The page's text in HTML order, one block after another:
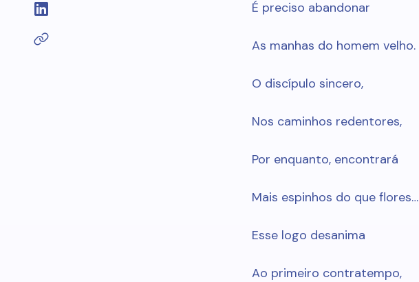
É preciso abandonar
As manhas do homem velho.
O discípulo sincero,
Nos caminhos redentores,
Por enquanto, encontrará
Mais espinhos do que flores…
Esse logo desanima
Ao primeiro contratempo,